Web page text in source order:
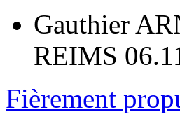
Gauthier
REIMS
Fièrement